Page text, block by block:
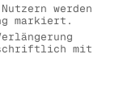
werden
markiert.
schriftlich mit